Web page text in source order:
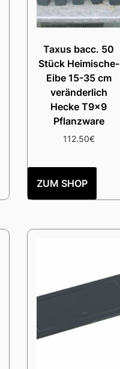
Taxus bacc. 50
Stück Heimische-
Eibe 15-35 cm
veränderlich
Hecke T9x9
Pflanzware
112.50€
ZUM SHOP